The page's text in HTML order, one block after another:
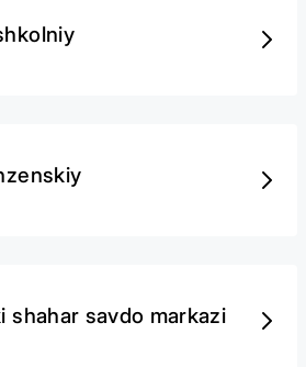
shahar savdo markazi